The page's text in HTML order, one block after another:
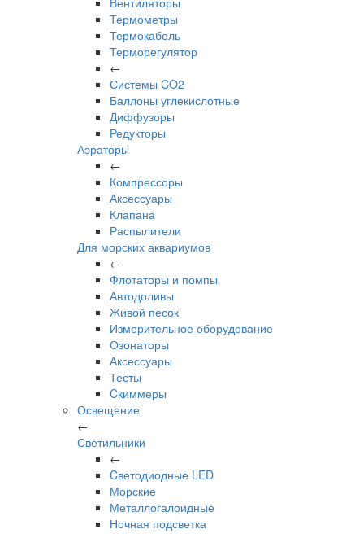
Термометры
Термокабель
Терморегулятор
←
Системы CO2
Баллоны углекислотные
Диффузоры
Редукторы
Аэраторы
←
Компрессоры
Аксессуары
Клапана
Распылители
Для морских аквариумов
←
Флотаторы и помпы
Автодоливы
Живой песок
Измерительное оборудование
Озонаторы
Аксессуары
Тесты
Cкиммеры
Освещение
←
Светильники
←
Cветодиодные LED
Морские
Металлогалоидные
Ночная подсветка